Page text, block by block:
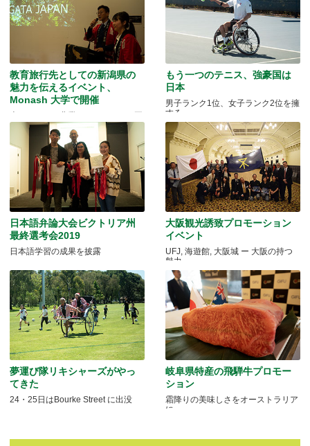
教育旅行先としての新潟県の
魅力を伝えるイベント、
Monash 大学で開催
米どころでの農業とモノづくりの両
方を体験できる
もう一つのテニス、強豪国は
日本
男子ランク1位、女子ランク2位を擁
する
日本語弁論大会ビクトリア州
最終選考会2019
日本語学習の成果を披露
大阪観光誘致プロモーション
イベント
UFJ, 海遊館, 大阪城 ー 大阪の持つ
魅力
夢運び隊リキシャーズがやっ
てきた
24・25日はBourke Street に出没
岐阜県特産の飛騨牛プロモー
ション
霜降りの美味しさをオーストラリア
に